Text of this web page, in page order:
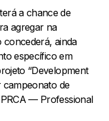
a chance de
agregar na
concederá, ainda
específico em
“Development
campeonato de
— Professional